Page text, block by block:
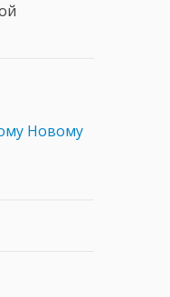
Новому